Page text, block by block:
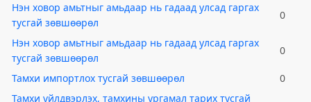
Нэн ховор амьтныг амьдаар нь гадаад улсад гаргах
тусгай зөвшөөрөл
0
Нэн ховор амьтныг амьдаар нь гадаад улсад гаргах
тусгай зөвшөөрөл
0
Тамхи импортлох тусгай зөвшөөрөл
0
Тамхи үйлдвэрлэх, тамхины ургамал тарих тусгай